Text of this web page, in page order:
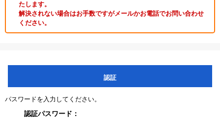
たします。
解決されない場合はお手数ですがメールかお電話でお問い合わせ
ください。
認証
パスワードを入力してください。
認証パスワード：